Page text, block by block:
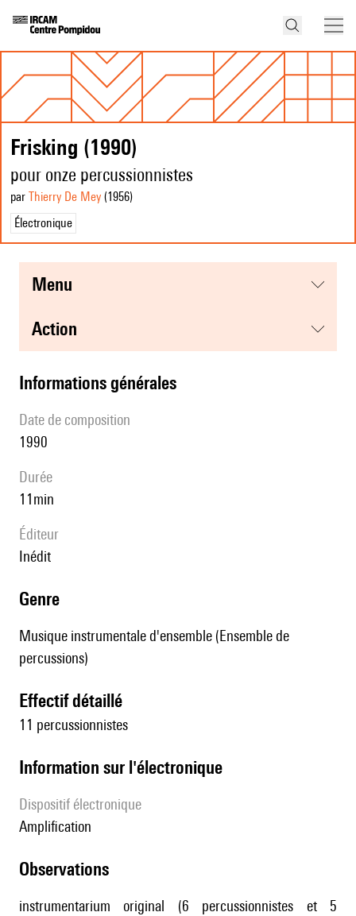
Frisking (1990)
pour onze percussionnistes
par Thierry De Mey (1956)
Électronique
menu
action
informations générales
date de composition
1990
durée
11min
éditeur
Inédit
genre
Musique instrumentale d'ensemble (Ensemble de
percussions)
effectif détaillé
11 percussionnistes
Information sur l'électronique
Dispositif électronique
amplification
observations
instrumentarium original (6 percussionnistes et 5